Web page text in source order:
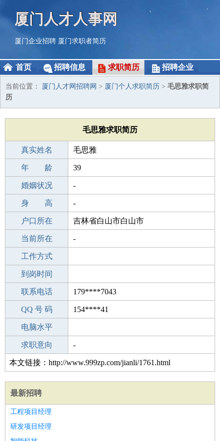
厦门人才人事网
厦门企业招聘 厦门求职者简历
首页 招聘信息 求职简历 招聘企业
当前位置： 厦门人才网招聘网 > 厦门个人求职简历 > 毛思雅求职简
历
毛思雅求职简历
真实姓名 毛思雅
性 别 女
年 龄 39
出生年月 1987-05-12
婚姻状况 -
学 历 专科
身 高 -
毕业学校 专科
户口所在 吉林省白山市白山市
所学专业 -
当前所在 -
工作经验
工作方式
驾 照
到岗时间
期望月薪
联系电话 179****7043
手机号码 179****7043
QQ 号 码 154****41
微信号码
电脑水平
外语水平
求职意向 -
本文链接：http://www.999zp.com/jianli/1761.html
最新招聘
工程项目经理
研发项目经理